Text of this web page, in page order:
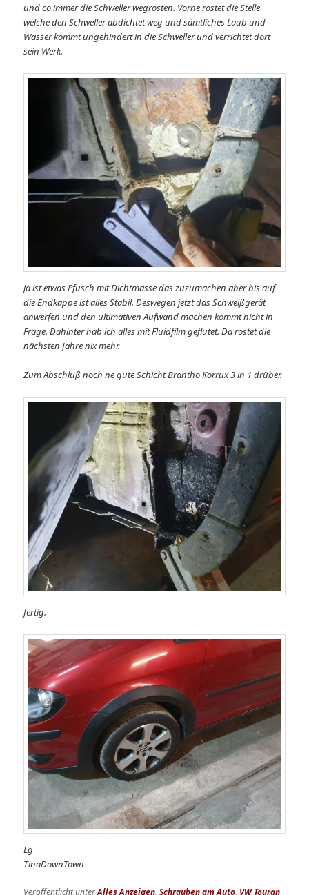
und co immer die Schweller wegrosten. Vorne rostet die Stelle
welche den Schweller abdichtet weg und sämtliches Laub und
Wasser kommt ungehindert in die Schweller und verrichtet dort
sein Werk.
ja ist etwas Pfusch mit Dichtmasse das zuzumachen aber bis auf
die Endkappe ist alles Stabil. Deswegen jetzt das Schweißgerät
anwerfen und den ultimativen Aufwand machen kommt nicht in
Frage. Dahinter hab ich alles mit Fluidfilm geflutet. Da rostet die
nächsten Jahre nix mehr.
Zum Abschluß noch ne gute Schicht Brantho Korrux 3 in 1 drüber.
fertig.
Lg
TinaDownTown
Veröffentlicht unterAlles Anzeigen,Schrauben am Auto, VW Touran